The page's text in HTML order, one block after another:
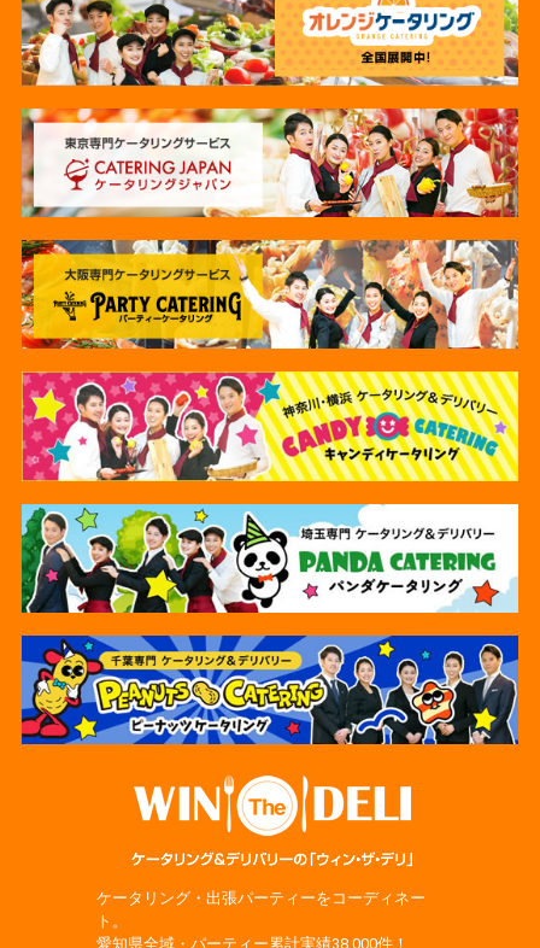
ケータリング・出張パーティーをコーディネー
ト。
愛知県全域・パーティー累計実績38,000件！